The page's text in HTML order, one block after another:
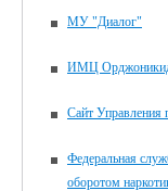
МУ "Диалог"
ИМЦ
Сайт Управления
Федеральная
оборотом